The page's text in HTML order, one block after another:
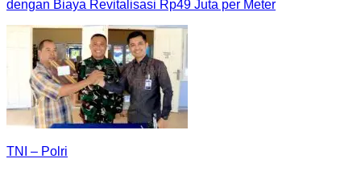
dengan Biaya Revitalisasi Rp49 Juta per Meter
TNI – Polri